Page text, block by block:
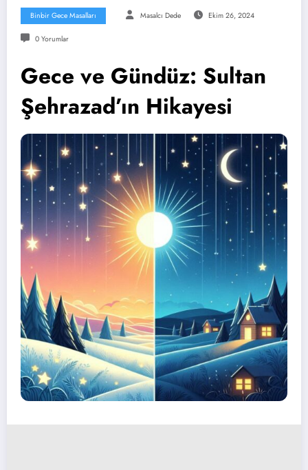
Binbir Gece Masalları Masalcı Dede Ekim 26, 2024
0 Yorumlar
Gece ve Gündüz: Sultan
Şehrazad’ın Hikayesi